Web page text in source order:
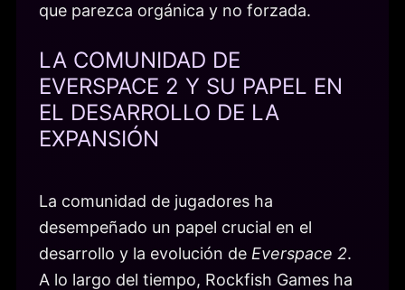
que parezca orgánica y no forzada.
LA COMUNIDAD DE
EVERSPACE 2 Y SU PAPEL EN
EL DESARROLLO DE LA
EXPANSIÓN
La comunidad de jugadores ha
desempeñado un papel crucial en el
desarrollo y la evolución de Everspace 2.
A lo largo del tiempo, Rockfish Games ha